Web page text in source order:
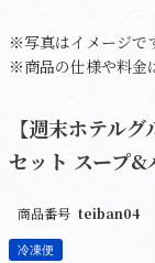
※写真はイメージで
※商品の仕様や料金
【週末ホテル
セット スープ&
商品番号 teiban04
冷凍便